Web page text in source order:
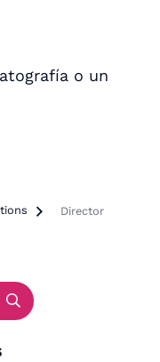
o un
 Director